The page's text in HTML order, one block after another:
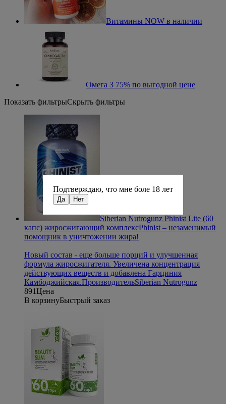
Витамины NOW в наличии
Омега 3 75% по выгодной цене
Показать фильтрыСкрыть фильтры
Siberian Nutrogunz Phinist Lite (60
капс) жиросжигающий комплексPhinist – незаменимый
помощник в уничтожении жира!
Новый состав - еще больше порций и улучшенная
формула жиросжигателя. Увеличена концентрация
действующих веществ и добавлена Гарциния
Камбоджийская.ПроизводительSiberian Nutrogunz
891Цена
В корзинуБыстрый заказ
Подтверждаю, что мне боле 18 лет
Да Нет